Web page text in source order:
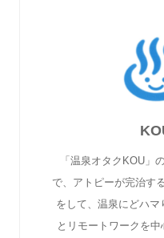
「温泉オタクKOU」
で、アトピーが完治す
をして、温泉にどハ
とリモートワークを